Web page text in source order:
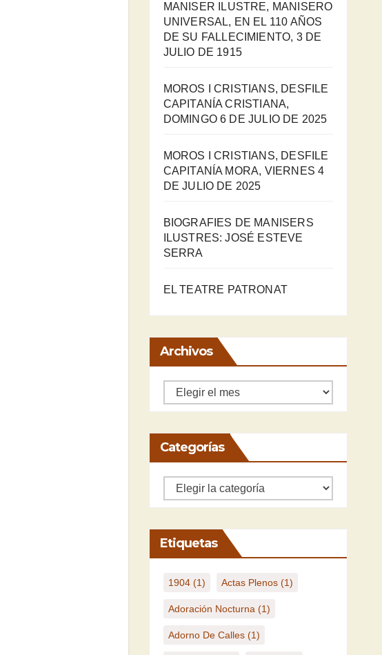
MANISER ILUSTRE, MANISERO
UNIVERSAL, EN EL 110 AÑOS
DE SU FALLECIMIENTO, 3 DE
JULIO DE 1915
MOROS I CRISTIANS, DESFILE
CAPITANÍA CRISTIANA,
DOMINGO 6 DE JULIO DE 2025
MOROS I CRISTIANS, DESFILE
CAPITANÍA MORA, VIERNES 4
DE JULIO DE 2025
BIOGRAFIES DE MANISERS
ILUSTRES: JOSÉ ESTEVE
SERRA
EL TEATRE PATRONAT
Archivos
Archivos
Categorías
Categorías
Etiquetas
1904(1) Actas Plenos(1)
Adoración Nocturna (1)
Adorno De Calles(1)